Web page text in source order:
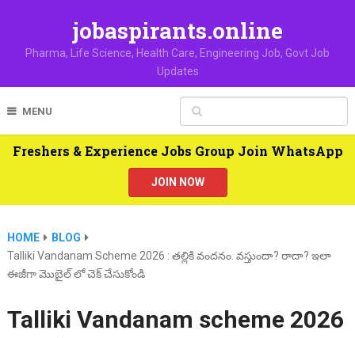
jobaspirants.online
Pharma, Life Science, Health Care, Engineering Job, Govt Job
Updates
MENU
Freshers & Experience Jobs Group Join WhatsApp
JOIN NOW
HOME
BLOG
Talliki Vandanam Scheme 2026 : తల్లికి వందనం. వస్తుందా? రాదా? ఇలా
ఈజీగా మొబైల్ లో చెక్ చేసుకోండి
Talliki Vandanam scheme 2026